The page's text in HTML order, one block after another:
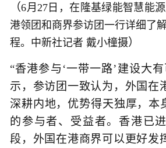
（6月27日，在隆基绿能智慧能
港领团和商界参访团一行详细了
程。中新社记者 戴小橦摄）
“香港参与‘一带一路’建设大
示，参访团一致认为，外国在
深耕内地，优势得天独厚，本
的参与者、受益者。香港已
段，外国在港商界可以更好发